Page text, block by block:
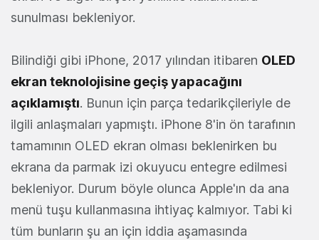
sunulması bekleniyor.
Bilindiği gibi iPhone, 2017 yılından itibaren OLED
ekran teknolojisine geçiş yapacağını
açıklamıştı. Bunun için parça tedarikçileriyle de
ilgili anlaşmaları yapmıştı. iPhone 8'in ön tarafının
tamamının OLED ekran olması beklenirken bu
ekrana da parmak izi okuyucu entegre edilmesi
bekleniyor. Durum böyle olunca Apple'ın da ana
menü tuşu kullanmasına ihtiyaç kalmıyor. Tabi ki
tüm bunların şu an için iddia aşamasında